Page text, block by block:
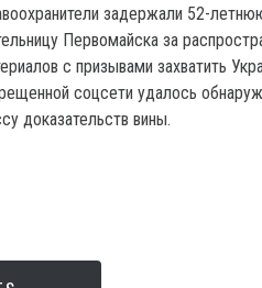
задержали 52-
Первомайска за
с призывами захватить
соцсети удалось
доказательств вины.